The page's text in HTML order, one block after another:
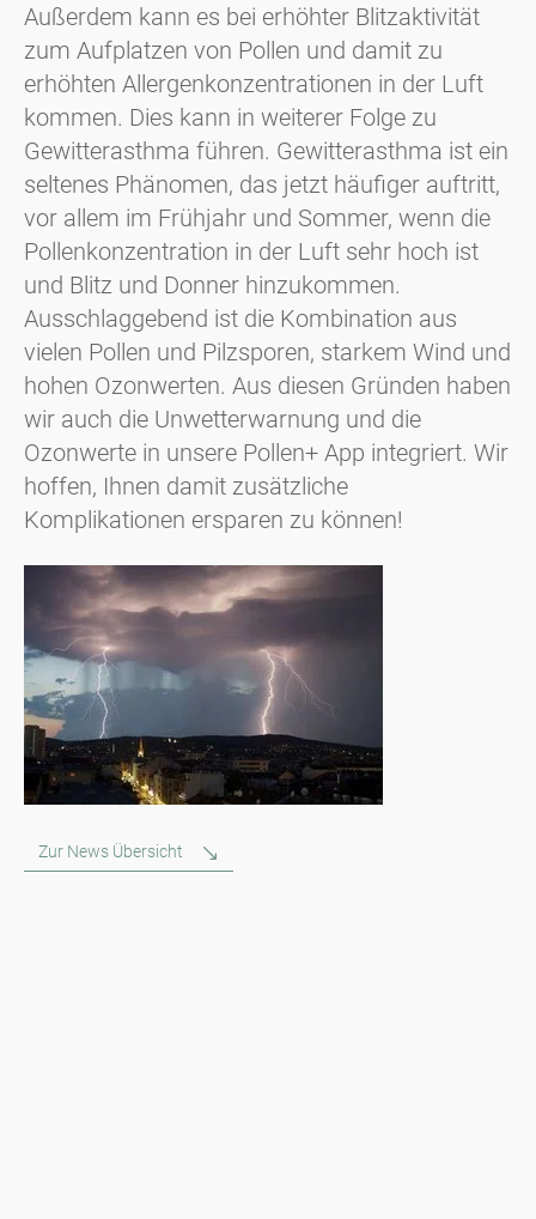
Außerdem kann es bei erhöhter Blitzaktivität
zum Aufplatzen von Pollen und damit zu
erhöhten Allergenkonzentrationen in der Luft
kommen. Dies kann in weiterer Folge zu
Gewitterasthma führen. Gewitterasthma ist ein
seltenes Phänomen, das jetzt häufiger auftritt,
vor allem im Frühjahr und Sommer, wenn die
Pollenkonzentration in der Luft sehr hoch ist
und Blitz und Donner hinzukommen.
Ausschlaggebend ist die Kombination aus
vielen Pollen und Pilzsporen, starkem Wind und
hohen Ozonwerten. Aus diesen Gründen haben
wir auch die Unwetterwarnung und die
Ozonwerte in unsere Pollen+ App integriert. Wir
hoffen, Ihnen damit zusätzliche
Komplikationen ersparen zu können!
Zur News Übersicht